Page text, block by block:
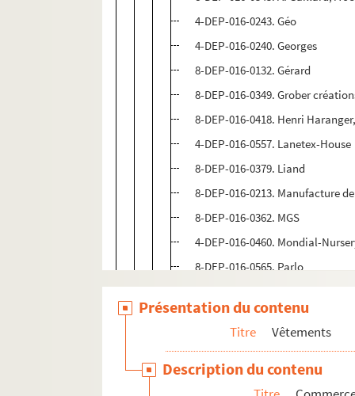
4-DEP-016-0243. Géo
4-DEP-016-0240. Georges
8-DEP-016-0132. Gérard
8-DEP-016-0349. Grober
8-DEP-016-0418. Henri
4-DEP-016-0557. Lanetex-House
8-DEP-016-0379. Liand
8-DEP-016-0213. Manufacture
8-DEP-016-0362. MGS
4-DEP-016-0460. Mondial-
8-DEP-016-0565. Parlo
8-DEP-016-0326. Roger, A la
8-DEP-016-0284. Au Square du
8-DEP-016-0286. Charles Stelzlé
4-DEP-016-0421. Sterling textiles
Présentation du contenu
Titre Vêtements
Description du contenu